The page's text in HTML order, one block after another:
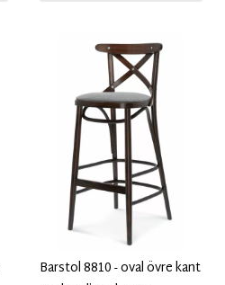
Barstol 8810 - oval övre kant